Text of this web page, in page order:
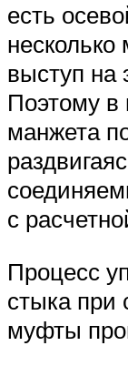
есть
выступ на
Поэтому в
манжета
с
Процесс
стыка при
муфты